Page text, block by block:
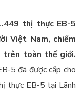
thị thực EB-5
Việt Nam, chiếm
trên toàn thế giới.
5 đã được cấp cho
thực EB-5 tại Lãnh